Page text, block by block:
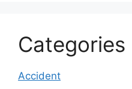
Categories
Accident